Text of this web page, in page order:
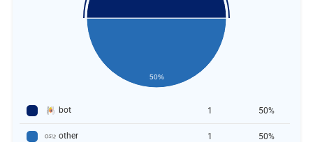
50%
bot 1 50%
other 1 50%